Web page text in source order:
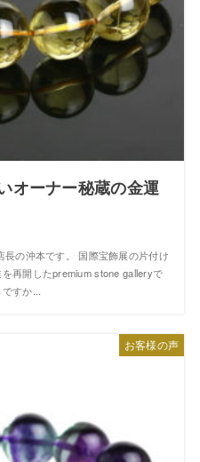
オーナー秘蔵の金運
の沖本です。 国際宝飾展の片付け
再開したpremium stone galleryで
すか...
お客様の声